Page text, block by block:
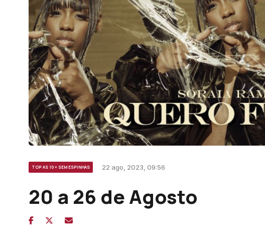
TOP AS 10 + SEM ESPINHAS 22 ago, 2023, 09:56
20 a 26 de Agosto